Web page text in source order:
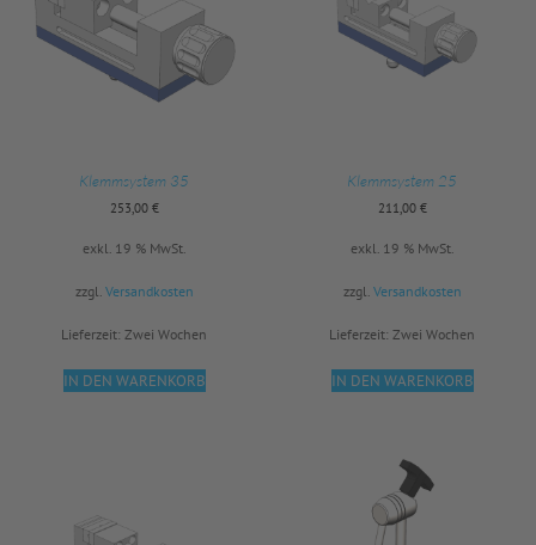
Klemmsystem 35
253,00 €
exkl. 19 % MwSt.
zzgl. Versandkosten
Lieferzeit: Zwei Wochen
IN DEN WARENKORB
Klemmsystem 25
211,00 €
exkl. 19 % MwSt.
zzgl. Versandkosten
Lieferzeit: Zwei Wochen
IN DEN WARENKORB